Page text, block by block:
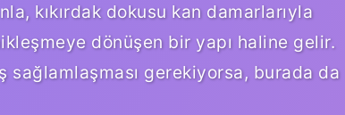
kıkırdak dokusu kan damarlarıyla
dönüşen bir yapı haline gelir.
sağlamlaşması gerekiyorsa, burada da